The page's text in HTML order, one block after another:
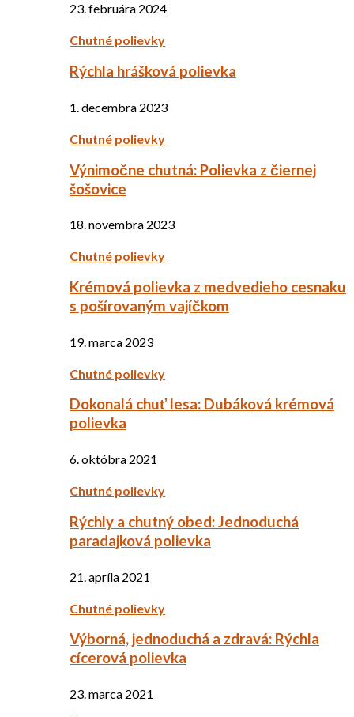
23. februára 2024
Chutné polievky
Rýchla hrášková polievka
1. decembra 2023
Chutné polievky
Výnimočne chutná: Polievka z čiernej
šošovice
18. novembra 2023
Chutné polievky
Krémová polievka z medvedieho cesnaku
s pošírovaným vajíčkom
19. marca 2023
Chutné polievky
Dokonalá chuť lesa: Dubáková krémová
polievka
6. októbra 2021
Chutné polievky
Rýchly a chutný obed: Jednoduchá
paradajková polievka
21. apríla 2021
Chutné polievky
Výborná, jednoduchá a zdravá: Rýchla
cícerová polievka
23. marca 2021